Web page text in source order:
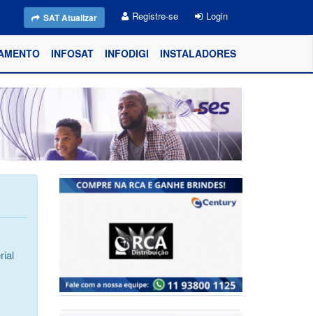
SAT Atualizar Registre-se Login
INFOSAT INFODIGI INSTALADORES